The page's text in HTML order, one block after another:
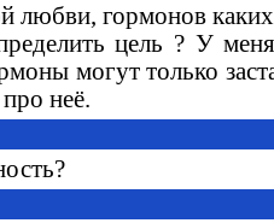
любви, гормонов
цель ? У
могут только
неё.